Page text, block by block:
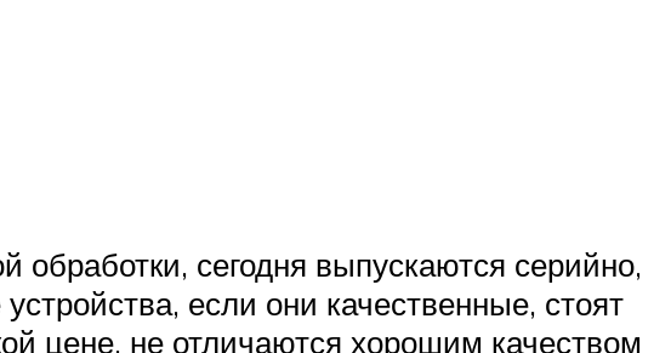
обработки, сегодня выпускаются серийно,
если они качественные, стоят
цене, не отличаются хорошим качеством